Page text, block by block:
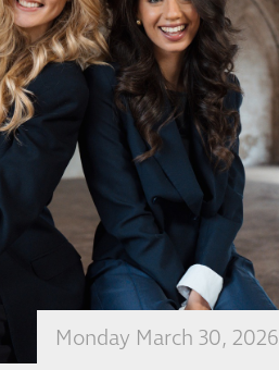
Monday March 30, 2026